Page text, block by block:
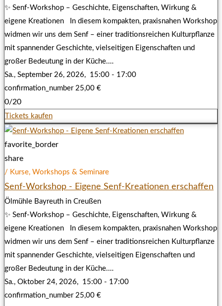
✨ Senf-Workshop – Geschichte, Eigenschaften, Wirkung &
eigene Kreationen In diesem kompakten, praxisnahen Workshop
widmen wir uns dem Senf – einer traditionsreichen Kulturpflanze
mit spannender Geschichte, vielseitigen Eigenschaften und
großer Bedeutung in der Küche.…
Sa., September 26, 2026, 15:00 - 17:00
confirmation_number 25,00 €
0/20
Tickets kaufen
favorite_border
share
/ Kurse, Workshops & Seminare
Senf-Workshop - Eigene Senf-Kreationen erschaffen
Ölmühle Bayreuth in Creußen
✨ Senf-Workshop – Geschichte, Eigenschaften, Wirkung &
eigene Kreationen In diesem kompakten, praxisnahen Workshop
widmen wir uns dem Senf – einer traditionsreichen Kulturpflanze
mit spannender Geschichte, vielseitigen Eigenschaften und
großer Bedeutung in der Küche.…
Sa., Oktober 24, 2026, 15:00 - 17:00
confirmation_number 25,00 €